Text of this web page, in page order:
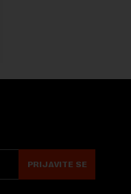
PRIJAVITE SE